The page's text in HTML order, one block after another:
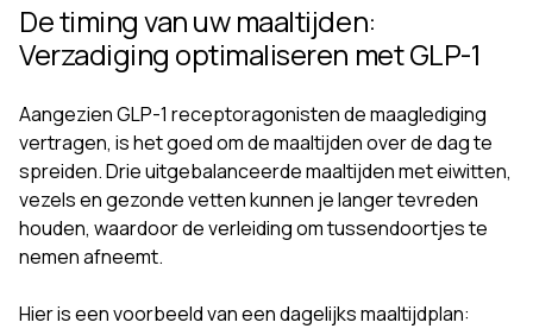
De timing van uw maaltijden:
Verzadiging optimaliseren met GLP-1
Aangezien GLP-1 receptoragonisten de maaglediging
vertragen, is het goed om de maaltijden over de dag te
spreiden. Drie uitgebalanceerde maaltijden met eiwitten,
vezels en gezonde vetten kunnen je langer tevreden
houden, waardoor de verleiding om tussendoortjes te
nemen afneemt.
Hier is een voorbeeld van een dagelijks maaltijdplan: